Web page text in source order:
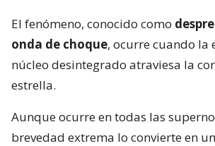
El fenómeno, conocido como
onda de choque, ocurre cuando la
núcleo desintegrado atraviesa la
estrella.
Aunque ocurre en todas las
brevedad extrema lo convierte en